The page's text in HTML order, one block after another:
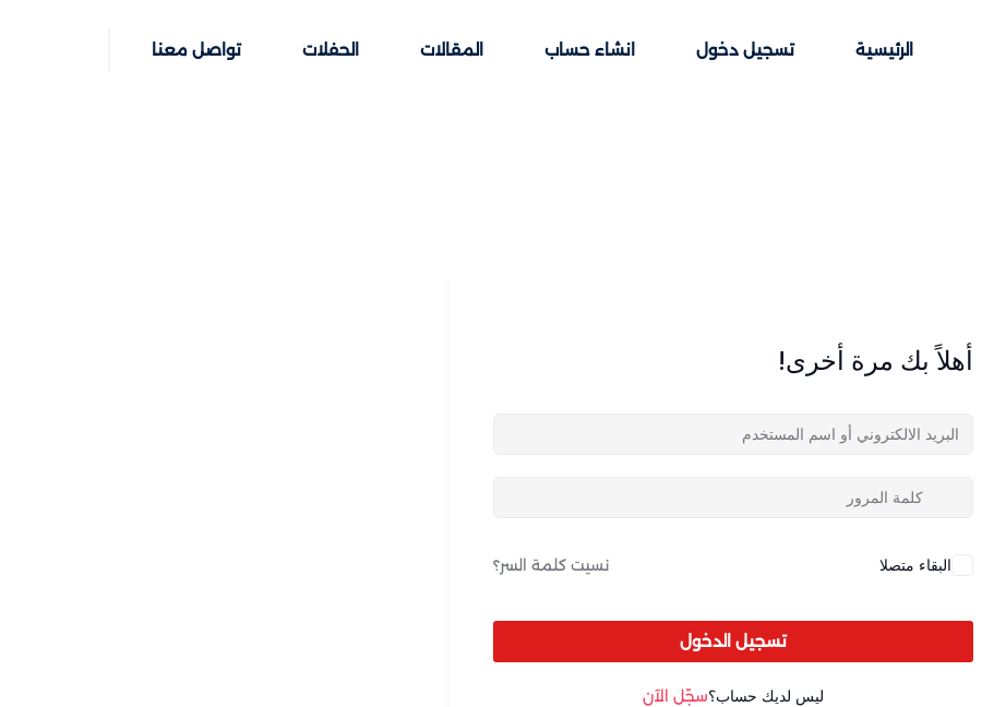
الرئيسية تسجيل دخول انشاء حساب المقالات الحفلات تواصل معنا
أهلاً بك مرة أخرى!
البقاء متصلا نسيت كلمة السر؟
تسجيل الدخول
ليس لديك حساب؟سجّل الآن
Remember me
Lost your password?